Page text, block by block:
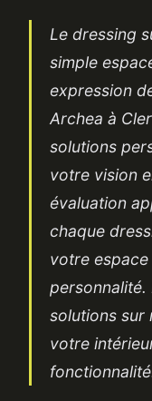
Le dressing
simple
expression
Archea à
solutions
votre vision
évaluation
chaque
votre
solutions sur
votre